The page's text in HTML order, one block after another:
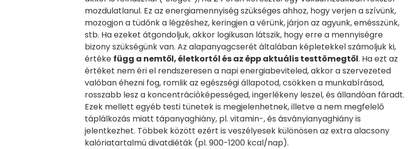
mozdulatlanul. Ez az energiamennyiség szükséges ahhoz, hogy verjen a szívünk,
mozogjon a tüdőnk a légzéshez, keringjen a vérünk, járjon az agyunk, emésszünk,
stb. Ha ezeket átgondoljuk, akkor logikusan látszik, hogy erre a mennyiségre
bizony szükségünk van. Az alapanyagcserét általában képletekkel számoljuk ki,
értéke függ a nemtől, életkortól és az épp aktuális testtömegtől. Ha ezt az
értéket nem éri el rendszeresen a napi energiabeviteled, akkor a szervezeted
valóban éhezni fog, romlik az egészségi állapotod, csökken a munkabírásod,
rosszabb lesz a koncentrációképességed, ingerlékeny leszel, és állandóan fáradt.
Ezek mellett egyéb testi tünetek is megjelenhetnek, illetve a nem megfelelő
táplálkozás miatt tápanyaghiány, pl. vitamin-, és ásványianyaghiány is
jelentkezhet. Többek között ezért is veszélyesek különösen az extra alacsony
kalóriatartalmú divatdiéták (pl. 900-1200 kcal/nap).